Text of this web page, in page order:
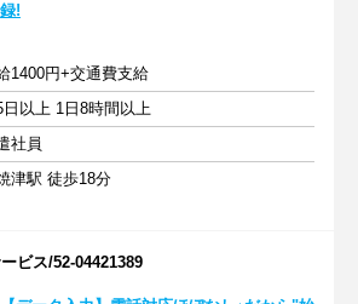
録!
1400円+交通費支給
日以上 1日8時間以上
社員
津駅 徒歩18分
ビス/52-04421389